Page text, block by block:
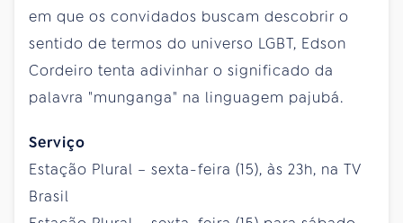
em que os convidados buscam descobrir o
sentido de termos do universo LGBT, Edson
Cordeiro tenta adivinhar o significado da
palavra "munganga" na linguagem pajubá.
Serviço
Estação Plural – sexta-feira (15), às 23h, na TV
Brasil